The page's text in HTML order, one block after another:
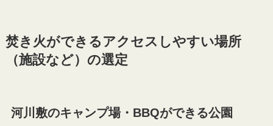
焚き火ができるアクセスしやすい場所
（施設など）の選定
河川敷のキャンプ場・BBQができる公園